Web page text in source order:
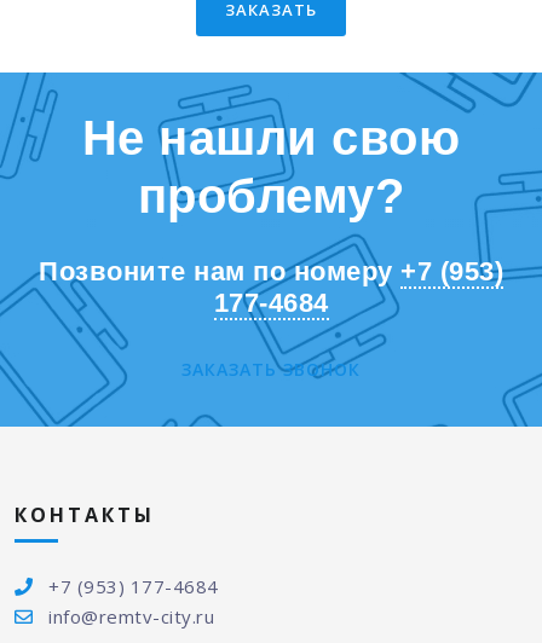
ЗАКАЗАТЬ
Не нашли свою
проблему?
Позвоните нам по номеру +7 (953)
177-4684
ЗАКАЗАТЬ ЗВОНОК
КОНТАКТЫ
+7 (953) 177-4684
info@remtv-city.ru